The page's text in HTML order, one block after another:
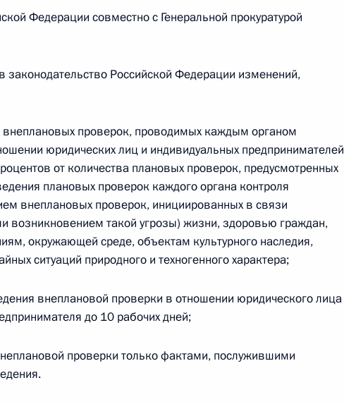
понедельник
туризма на особо охраняемых природных территориях
пятница
итогам совещания по вопросам развития транспортной
Запада России
13 поручений
пятница
10 поручений
Федерации совместно с Генеральной прокуратурой
законодательство Российской Федерации изменений,
внеплановых проверок, проводимых каждым органом
юридических лиц и индивидуальных предпринимателей
от количества плановых проверок, предусмотренных
плановых проверок каждого органа контроля
внеплановых проверок, инициированных в связи
возникновением такой угрозы) жизни, здоровью граждан,
окружающей среде, объектам культурного наследия,
ситуаций природного и техногенного характера;
внеплановой проверки в отношении юридического лица
до 10 рабочих дней;
проверки только фактами, послужившими